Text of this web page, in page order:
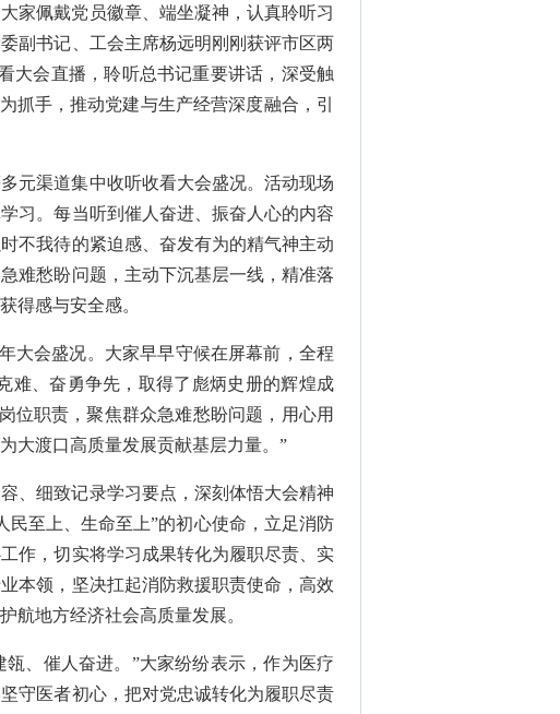
家佩戴党员徽章、端坐凝神，认真聆听习
副书记、工会主席杨远明刚刚获评市区两
大会直播，聆听总书记重要讲话，深受触
抓手，推动党建与生产经营深度融合，引
元渠道集中收听收看大会盛况。活动现场
习。每当听到催人奋进、振奋人心的内容
不我待的紧迫感、奋发有为的精气神主动
难愁盼问题，主动下沉基层一线，精准落
得感与安全感。
大会盛况。大家早早守候在屏幕前，全程
难、奋勇争先，取得了彪炳史册的辉煌成
位职责，聚焦群众急难愁盼问题，用心用
大渡口高质量发展贡献基层力量。”
、细致记录学习要点，深刻体悟大会精神
至上、生命至上”的初心使命，立足消防
作，切实将学习成果转化为履职尽责、实
本领，坚决扛起消防救援职责使命，高效
航地方经济社会高质量发展。
、催人奋进。”大家纷纷表示，作为医疗
守医者初心，把对党忠诚转化为履职尽责